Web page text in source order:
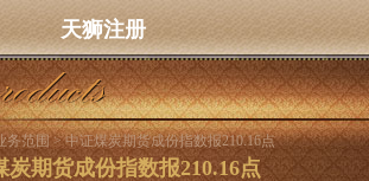
天狮注册
务范围> 中证煤炭期货成份指数报210.16点
炭期货成份指数报210.16点